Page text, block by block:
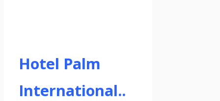
Hotel Palm
International..